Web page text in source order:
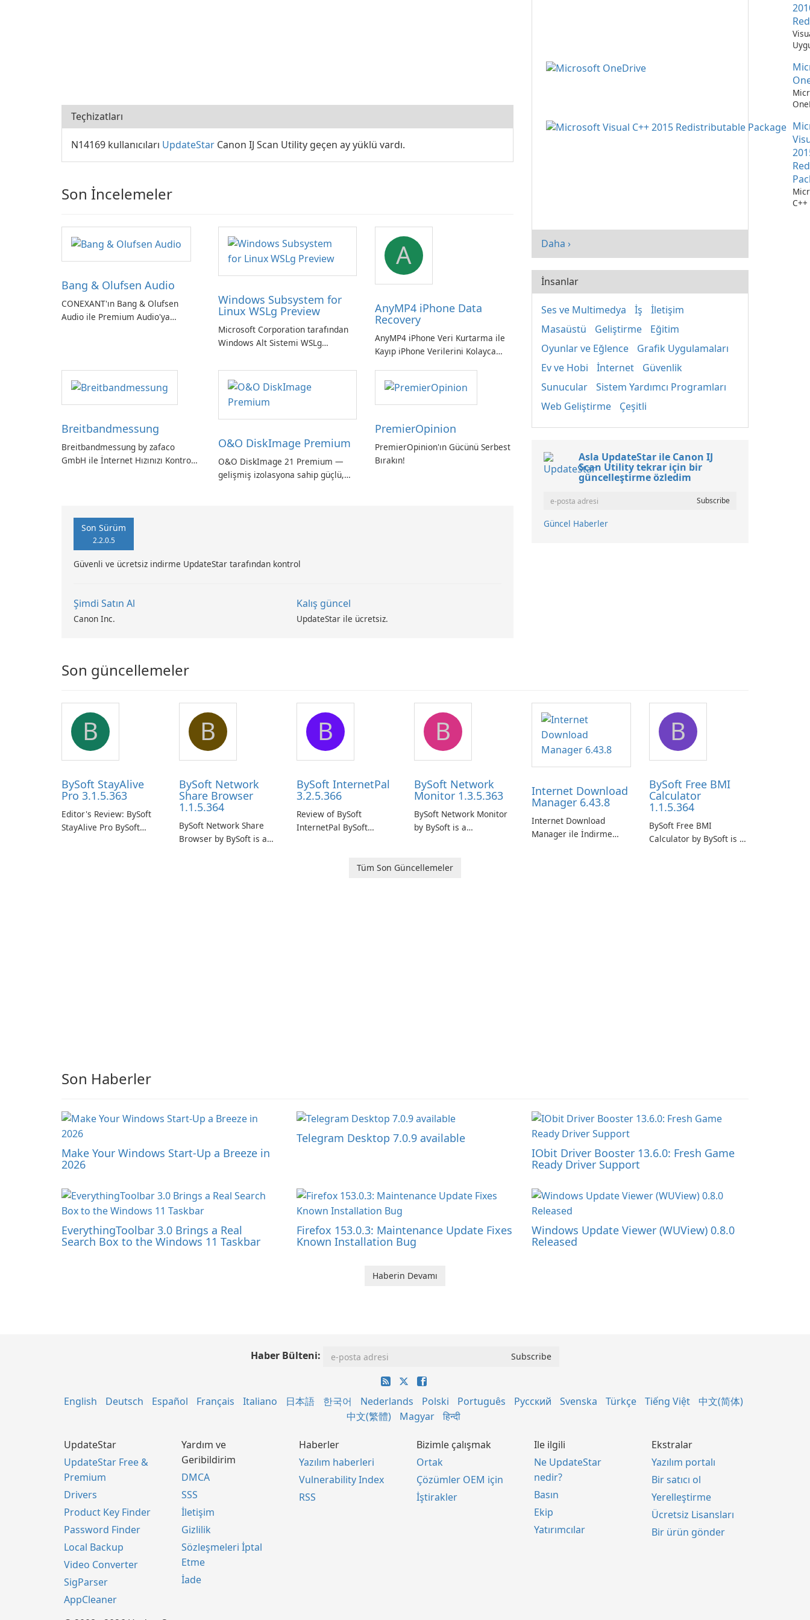
Teçhizatları
N14169 kullanıcıları UpdateStar Canon IJ Scan Utility geçen ay yüklü vardı.
Son İncelemeler
Bang & Olufsen Audio
CONEXANT'ın Bang & Olufsen
Audio ile Premium Audio'ya
Windows Subsystem for
Linux WSLg Preview
Microsoft Corporation tarafından
Windows Alt Sistemi WSLg
ortamlarının sorunsuz
entegrasyonu için vazgeçilmez bir
araç.
A
AnyMP4 iPhone Data
Recovery
AnyMP4 iPhone Veri Kurtarma ile
Kayıp iPhone Verilerini Kolayca
Breitbandmessung
Breitbandmessung by zafaco
GmbH ile İnternet Hızınızı Kontrol
O&O DiskImage Premium
O&O DiskImage 21 Premium —
gelişmiş izolasyona sahip güçlü,
PremierOpinion
PremierOpinion'ın Gücünü Serbest
Bırakın!
Son Sürüm
2.2.0.5
Güvenli ve ücretsiz indirme UpdateStar tarafından kontrol
Şimdi Satın Al
Canon Inc.
Kalış güncel
UpdateStar ile ücretsiz.
Daha ›
İnsanlar
Ses ve Multimedya İş
İletişim
Masaüstü
Geliştirme
Eğitim
Oyunlar ve Eğlence
Grafik Uygulamaları
Ev ve Hobi
İnternet
Güvenlik
Sunucular
Sistem Yardımcı Programları
Web Geliştirme
Çeşitli
Asla UpdateStar ile Canon IJ
Scan Utility tekrar için bir
güncelleştirme özledim
Güncel Haberler
Son güncellemeler
B
BySoft StayAlive
Pro 3.1.5.363
Editor's Review: BySoft
StayAlive Pro BySoft
B
BySoft Network
Share Browser
1.1.5.364
BySoft Network Share
Browser by BySoft is a
B
BySoft InternetPal
3.2.5.366
Review of BySoft
InternetPal BySoft
application designed to
B
BySoft Network
Monitor 1.3.5.363
BySoft Network Monitor
by BySoft is a
designed to help
Internet Download
Manager 6.43.8
Internet Download
Manager ile İndirme
B
BySoft Free BMI
Calculator
1.1.5.364
BySoft Free BMI
Calculator by BySoft is a
Tüm Son Güncellemeler
Son Haberler
Make Your Windows Start-Up a Breeze in
2026
Telegram Desktop 7.0.9 available
IObit Driver Booster 13.6.0: Fresh Game
Ready Driver Support
EverythingToolbar 3.0 Brings a Real
Search Box to the Windows 11 Taskbar
Firefox 153.0.3: Maintenance Update Fixes
Known Installation Bug
Windows Update Viewer (WUView) 0.8.0
Released
Haberin Devamı
Haber Bülteni:
English Deutsch Español Français Italiano 日本語 한국어 Nederlands Polski Português Русский Svenska Türkçe Tiếng Việt
中文(简体)
中文(繁體)
Magyar हिन्दी
UpdateStar
UpdateStar Free &
Premium
Drivers
Product Key Finder
Password Finder
Local Backup
Video Converter
SigParser
AppCleaner
Yardım ve
Geribildirim
DMCA
SSS
İletişim
Gizlilik
Sözleşmeleri İptal
Etme
İade
Haberler
Yazılım haberleri
Vulnerability Index
RSS
Bizimle çalışmak
Ortak
Çözümler OEM için
İştirakler
Ile ilgili
Ne UpdateStar
nedir?
Basın
Ekip
Yatırımcılar
Ekstralar
Yazılım portalı
Bir satıcı ol
Yerelleştirme
Ücretsiz Lisansları
Bir ürün gönder